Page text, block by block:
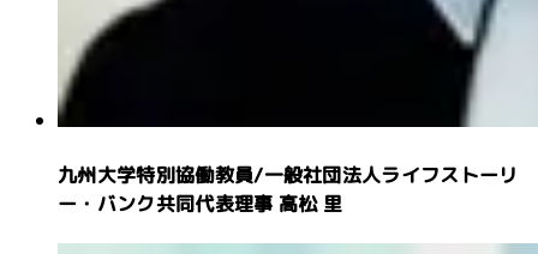
九州大学特別協働教員/一般社団法人ライフストーリ
ー・バンク共同代表理事 高松 里